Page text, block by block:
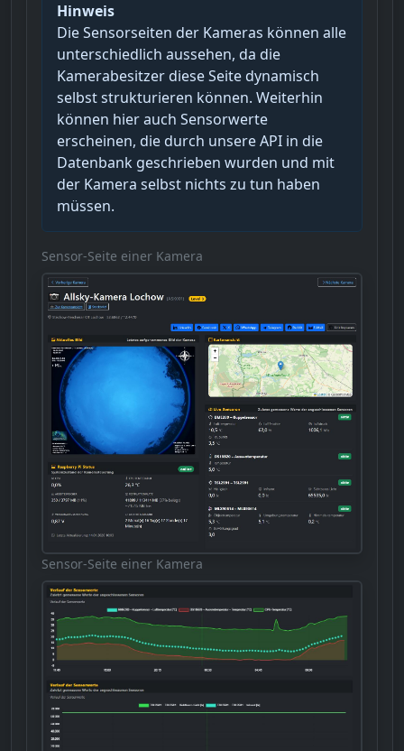
Hinweis
Die Sensorseiten der Kameras können alle
unterschiedlich aussehen, da die
Kamerabesitzer diese Seite dynamisch
selbst strukturieren können. Weiterhin
können hier auch Sensorwerte
erscheinen, die durch unsere API in die
Datenbank geschrieben wurden und mit
der Kamera selbst nichts zu tun haben
müssen.
Sensor-Seite einer Kamera
Sensor-Seite einer Kamera